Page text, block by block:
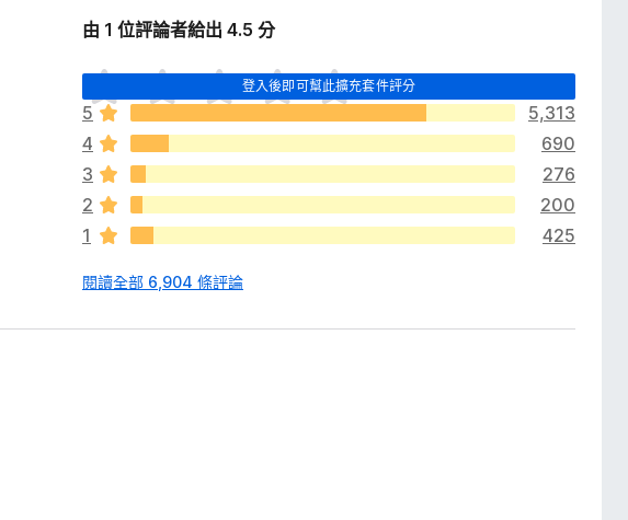
由 1 位評論者給出 4.5 分
登入後即可幫此擴充套件評分
目
前
沒
有
評
分
5
5,313
4
690
3
276
2
200
1
425
閱讀全部 6,904 條評論